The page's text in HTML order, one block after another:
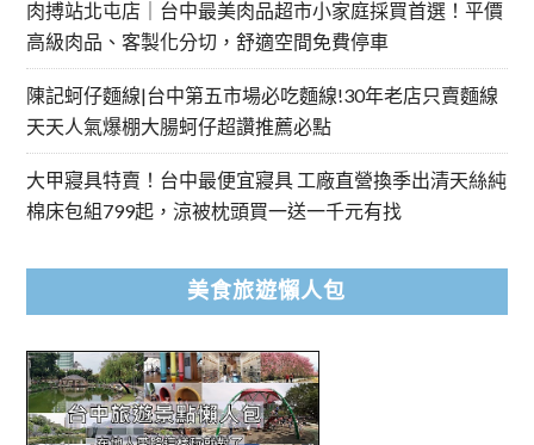
肉搏站北屯店｜台中最美肉品超市小家庭採買首選！平價
高級肉品、客製化分切，舒適空間免費停車
陳記蚵仔麵線|台中第五市場必吃麵線!30年老店只賣麵線
天天人氣爆棚大腸蚵仔超讚推薦必點
大甲寢具特賣！台中最便宜寢具 工廠直營換季出清天絲純
棉床包組799起，涼被枕頭買一送一千元有找
美食旅遊懶人包